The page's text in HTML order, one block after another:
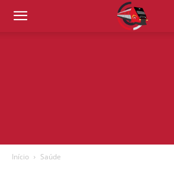
Início Saúde